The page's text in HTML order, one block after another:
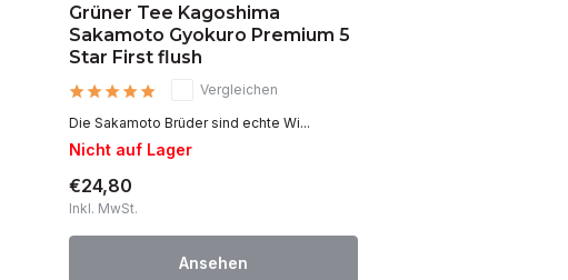
Grüner Tee Kagoshima
Sakamoto Gyokuro Premium 5
Star First flush
Vergleichen
Die Sakamoto Brüder sind echte Wi...
Nicht auf Lager
€24,80
Inkl. MwSt.
Ansehen